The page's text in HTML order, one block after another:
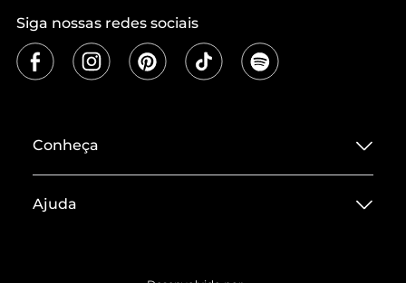
Siga nossas redes sociais
Conheça
Termos de Uso
Ajuda